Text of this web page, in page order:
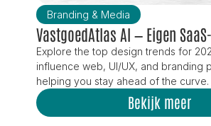
Branding & Media
VastgoedAtlas AI — Eigen
Explore the top design trends for
influence web, UI/UX, and branding
helping you stay ahead of the curve.
Bekijk meer